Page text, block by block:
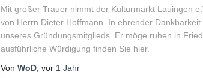
Mit großer Trauer nimmt der Kulturmarkt Lauingen
von Herrn Dieter Hoffmann. In ehrender
unseres Gründungsmitglieds. Er möge ruhen in
ausführliche Würdigung finden Sie hier.
Von WoD , vor 1 Jahr